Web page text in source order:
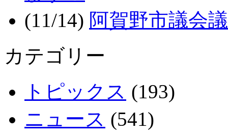
(11/14) 阿賀野市議会
カテゴリー
トピックス (193)
ニュース (541)